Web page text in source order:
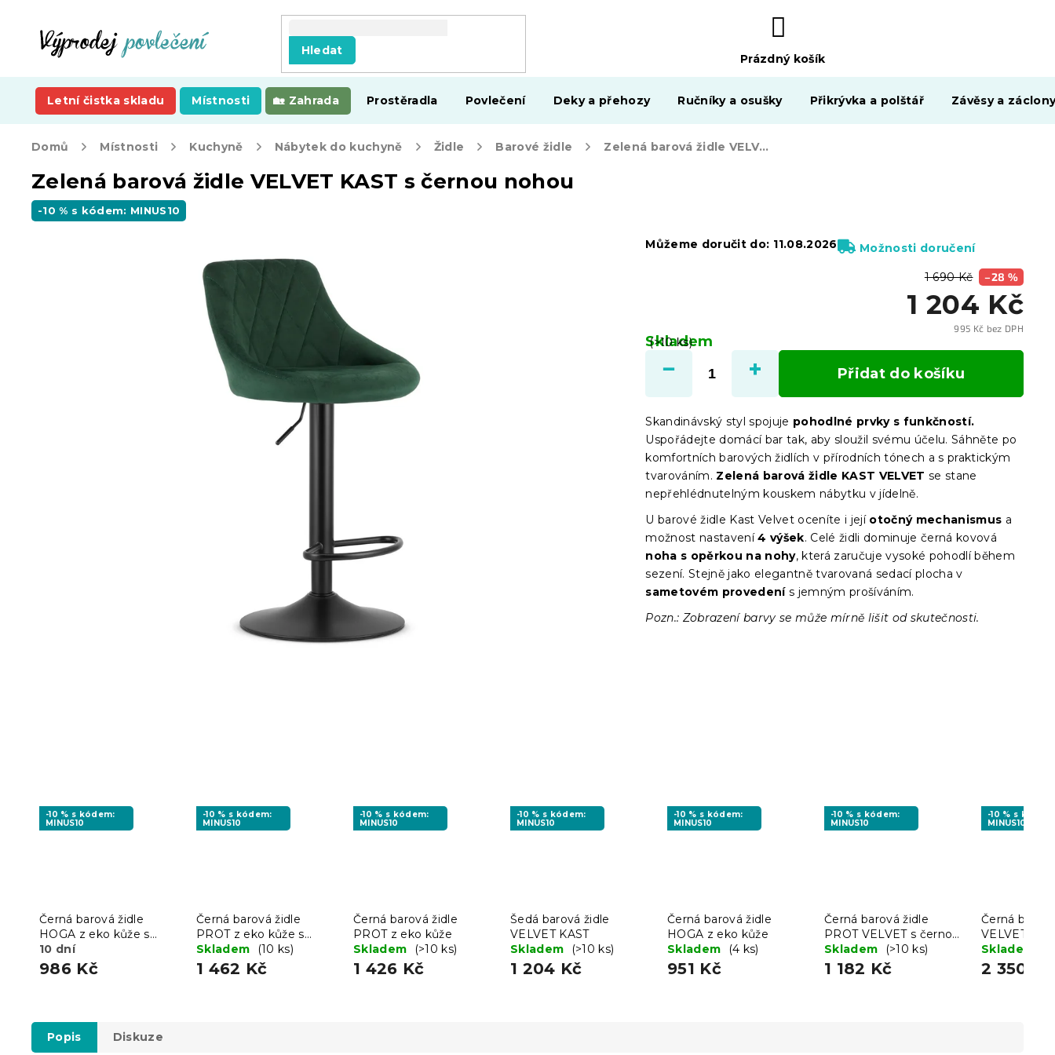
Hledat
NÁKUPNÍ
KOŠÍK
Prázdný košík
Letní čistka skladu Místnosti Zahrada Prostěradla Povlečení Deky a přehozy Ručníky a osušky Přikrývka a polštář Závěsy a
Domů Místnosti Kuchyně Nábytek do kuchyně Židle Barové židle Zelená barová židle VELVET KAST s černou nohou
Zelená barová židle VELVET KAST s černou nohou
-10 % s kódem: MINUS10
1 690 Kč –28 %
1 204 Kč
995 Kč bez DPH
cena:
Skladem
(>10 ks)
Můžeme doručit do: 11.08.2026 Možnosti doručení
Přidat do košíku
Skandinávský styl spojuje pohodlné prvky s funkčností.
Uspořádejte domácí bar tak, aby sloužil svému účelu. Sáhněte po
komfortních barových židlích v přírodních tónech a s praktickým
tvarováním. Zelená barová židle KAST VELVET se stane
nepřehlédnutelným kouskem nábytku v jídelně.
U barové židle Kast Velvet oceníte i její otočný mechanismus a
možnost nastavení4 výšek. Celé židli dominuje černá kovová
noha s opěrkou na nohy, která zaručuje vysoké pohodlí během
sezení. Stejně jako elegantně tvarovaná sedací plocha v
sametovém provedenís jemným prošíváním.
Pozn.: Zobrazení barvy se může mírně lišit od skutečnosti.
-10 % s kódem:
MINUS10
Černá barová židle
HOGA z eko kůže s
černou nohou
10 dní
986 Kč
-10 % s kódem:
MINUS10
Černá barová židle
PROT z eko kůže s
černou nohou
Skladem (10 ks)
1 462 Kč
-10 % s kódem:
MINUS10
Černá barová židle
PROT z eko kůže
Skladem
(>10 ks)
1 426 Kč
-10 % s kódem:
MINUS10
Šedá barová židle
VELVET KAST
Skladem
(>10 ks)
1 204 Kč
-10 % s kódem:
MINUS10
Černá barová židle
HOGA z eko kůže
Skladem
(4 ks)
951 Kč
-10 % s kódem:
MINUS10
Černá barová židle
PROT VELVET s černou
nohou
Skladem (>10 ks)
1 182 Kč
-10 % s
MINUS10
Černá
VELVET
nohou
Skladem
2 350 Kč
Popis Diskuze